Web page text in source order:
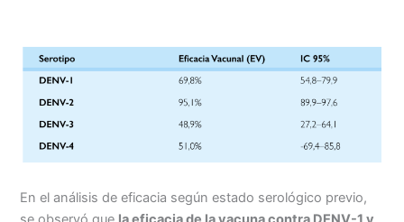
En el análisis de eficacia según estado serológico previo,